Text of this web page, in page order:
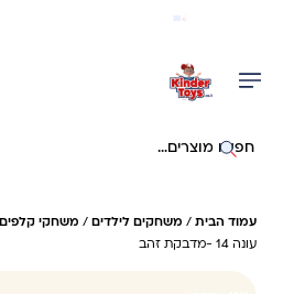
חיפוש באתר
עמוד הבית / משחקים לילדים / משחקי קלפים
עונה 14 -מדבקת זהב